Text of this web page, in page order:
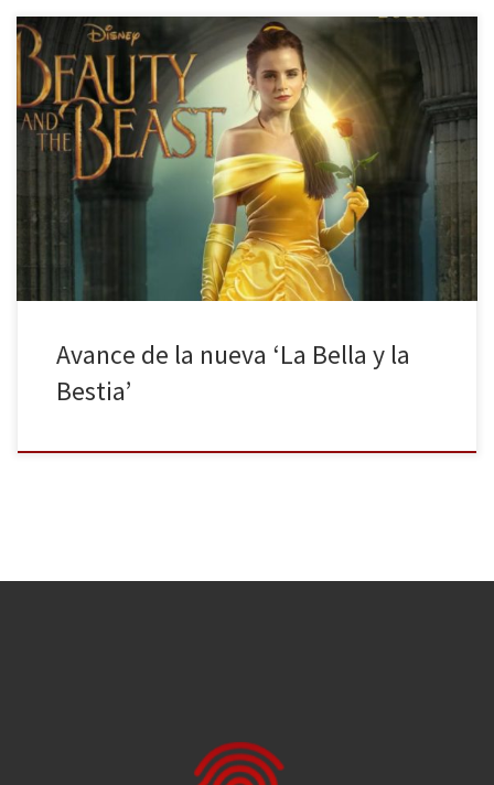
Como ya adelantamos en La Huella Digital, Disney prepara un
remake en acción real del mítico clásico que proporcionó tan
buenas cifras a la factoría de Mickey Mouse. La nueva versión de La
Bella y la Bestia verá la luz en marzo de 2017. Tras el buen
resultado obtenido por El Libro […]
Avance de la nueva ‘La Bella y la
Bestia’